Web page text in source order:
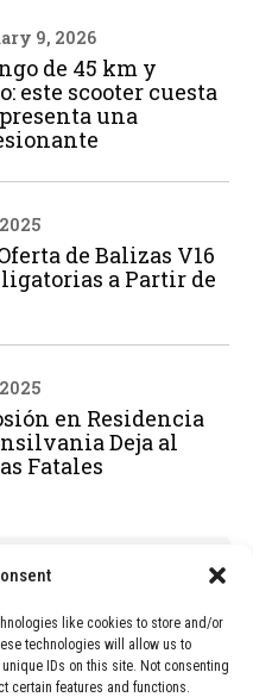
like cookies to store and/or
technologies will allow us to
IDs on this site. Not consenting
certain features and functions.
9, 2026
de 45 km y
este scooter cuesta
una
de Balizas V16
a Partir de
en Residencia
Deja al
Fatales